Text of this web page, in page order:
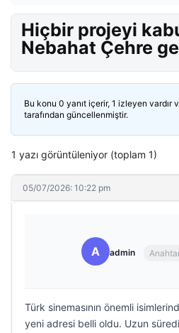
Hiçbir projeyi
Nebahat Çehre
Bu konu 0 yanıt içerir, 1 izleyen vardır
tarafından güncellenmiştir.
1 yazı görüntüleniyor (toplam 1)
05/07/2026: 10:22 pm
A admin
Türk sinemasının önemli
yeni adresi belli oldu. Uzun